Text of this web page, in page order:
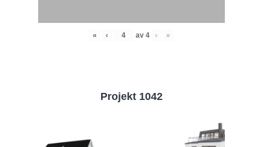
« ‹ av 4 › »
Projekt 1042